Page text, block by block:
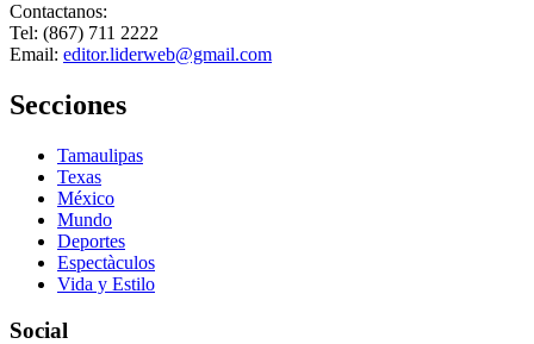
Contactanos:
Tel: (867) 711 2222
Email: editor.liderweb@gmail.com
Secciones
Tamaulipas
Texas
México
Mundo
Deportes
Espectàculos
Vida y Estilo
Social